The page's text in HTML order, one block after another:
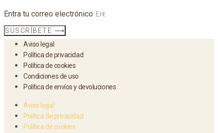
Entra tu correo electrónico
SUSCRÍBETE ⟶
Aviso legal
Política de privacidad
Política de cookies
Condiciones de uso
Política de envíos y devoluciones
Aviso legal
Política de privacidad
Política de cookies